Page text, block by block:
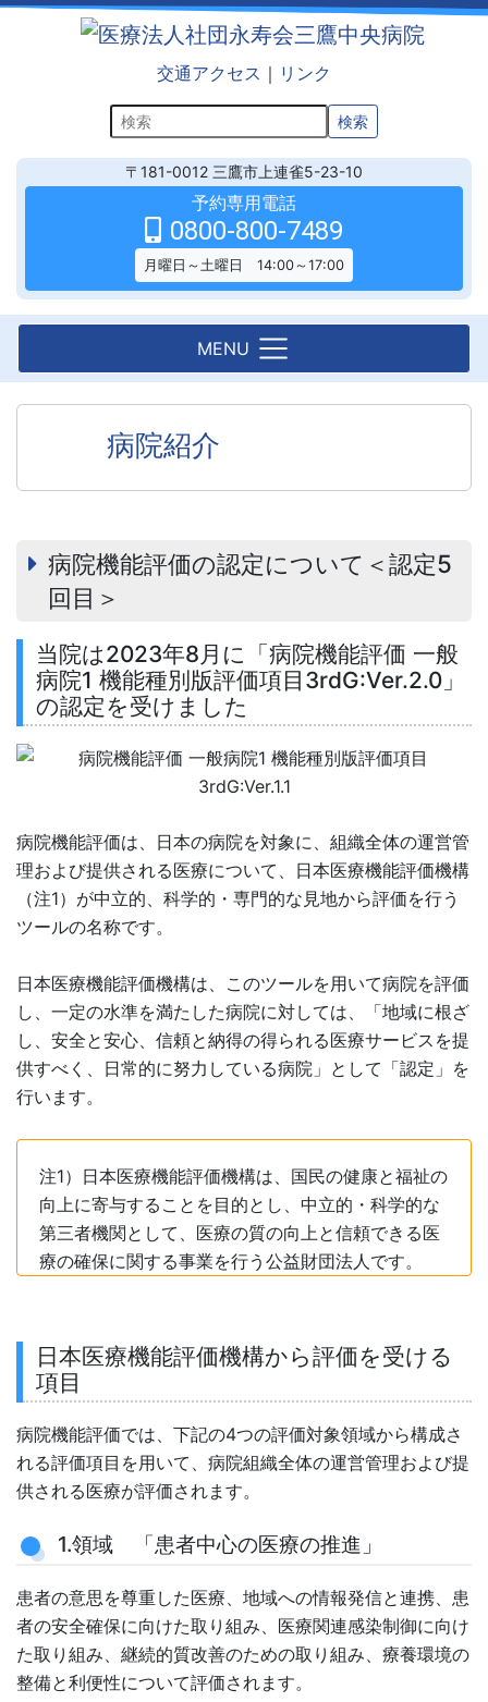
交通アクセス ｜ リンク
検索
〒181-0012 三鷹市上連雀5-23-10
予約専用電話
0800-800-7489
月曜日～土曜日 14:00～17:00
MENU
病院紹介
病院機能評価の認定について＜認定5
回目＞
当院は2023年8月に「病院機能評価 一般
病院1 機能種別版評価項目3rdG:Ver.2.0」
の認定を受けました
病院機能評価は、日本の病院を対象に、組織全体の運営管
理および提供される医療について、日本医療機能評価機構
（注1）が中立的、科学的・専門的な見地から評価を行う
ツールの名称です。
日本医療機能評価機構は、このツールを用いて病院を評価
し、一定の水準を満たした病院に対しては、「地域に根ざ
し、安全と安心、信頼と納得の得られる医療サービスを提
供すべく、日常的に努力している病院」として「認定」を
行います。
注1）日本医療機能評価機構は、国民の健康と福祉の
向上に寄与することを目的とし、中立的・科学的な
第三者機関として、医療の質の向上と信頼できる医
療の確保に関する事業を行う公益財団法人です。
日本医療機能評価機構から評価を受ける
項目
病院機能評価では、下記の4つの評価対象領域から構成さ
れる評価項目を用いて、病院組織全体の運営管理および提
供される医療が評価されます。
1.領域 「患者中心の医療の推進」
患者の意思を尊重した医療、地域への情報発信と連携、患
者の安全確保に向けた取り組み、医療関連感染制御に向け
た取り組み、継続的質改善のための取り組み、療養環境の
整備と利便性について評価されます。